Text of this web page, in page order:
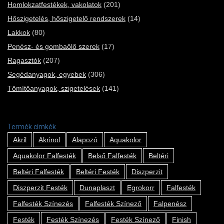
Homlokzatfestékek, vakolatok (201)
Hőszigetelés, hőszigetelő rendszerek (14)
Lakkok (80)
Penész- és gombaölő szerek (17)
Ragasztók (207)
Segédanyagok, egyebek (306)
Tömítőanyagok, szigetelések (141)
Termék címkék
Akril
Akrinol Alapozó
Aquakolor
Aquakolor Falfesték
Belső Falfesték
Beltéri
Beltéri Falfesték
Beltéri Festék
Diszperzit
Diszperzit Festék
Dunaplaszt Egrokorr
Falfesték
Falfesték Színezés
Falfesték Színező
Falpenész
Festék
Festék Színezés Festék Színező
Finish